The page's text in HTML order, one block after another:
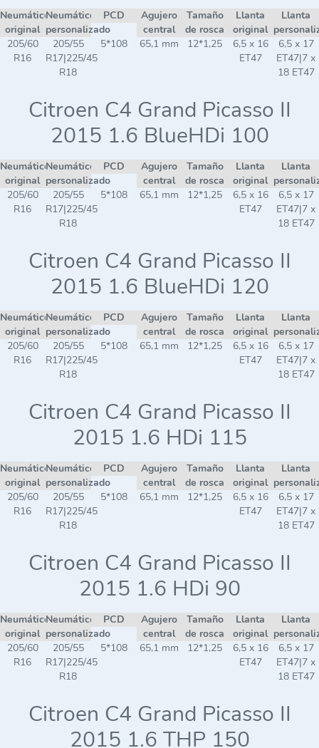
Neumático
original
Neumático
personalizado
PCD
Agujero
central
Tamaño
de rosca
Llanta
original
Llanta
205/60
R16
205/55
R17|225/45
R18
5*108 65,1 mm 12*1,25
6,5 x 16
ET47
6,5 x 17
ET47|7 x
18 ET47
Citroen C4 Grand Picasso II
2015 1.6 BlueHDi 100
Neumático
original
Neumático
personalizado
PCD
Agujero
central
Tamaño
de rosca
Llanta
original
Llanta
205/60
R16
205/55
R17|225/45
R18
5*108 65,1 mm 12*1,25
6,5 x 16
ET47
6,5 x 17
ET47|7 x
18 ET47
Citroen C4 Grand Picasso II
2015 1.6 BlueHDi 120
Neumático
original
Neumático
personalizado
PCD
Agujero
central
Tamaño
de rosca
Llanta
original
Llanta
205/60
R16
205/55
R17|225/45
R18
5*108 65,1 mm 12*1,25
6,5 x 16
ET47
6,5 x 17
ET47|7 x
18 ET47
Citroen C4 Grand Picasso II
2015 1.6 HDi 115
Neumático
original
Neumático
personalizado
PCD
Agujero
central
Tamaño
de rosca
Llanta
original
Llanta
205/60
R16
205/55
R17|225/45
R18
5*108 65,1 mm 12*1,25
6,5 x 16
ET47
6,5 x 17
ET47|7 x
18 ET47
Citroen C4 Grand Picasso II
2015 1.6 HDi 90
Neumático
original
Neumático
personalizado
PCD
Agujero
central
Tamaño
de rosca
Llanta
original
Llanta
205/60
R16
205/55
R17|225/45
R18
5*108 65,1 mm 12*1,25
6,5 x 16
ET47
6,5 x 17
ET47|7 x
18 ET47
Citroen C4 Grand Picasso II
2015 1.6 THP 150